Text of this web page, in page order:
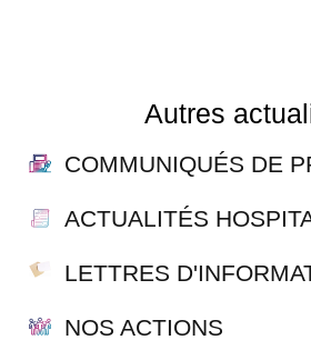
Autres
COMMUNIQUÉS DE
ACTUALITÉS
LETTRES
NOS ACTIONS